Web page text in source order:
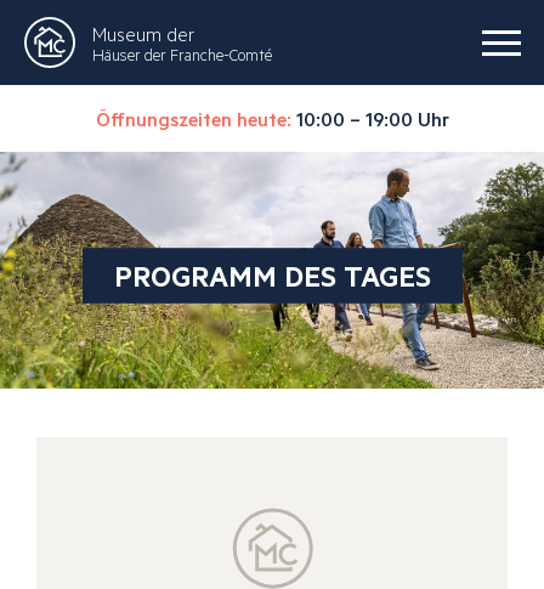
Museum der
Häuser der Franche-Comté
Öffnungszeiten heute: 10:00 – 19:00 Uhr
PROGRAMM DES TAGES